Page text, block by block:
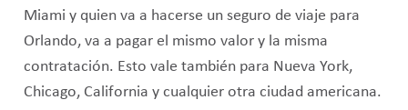
Miami y quien va a hacerse un seguro de viaje para
Orlando, va a pagar el mismo valor y la misma
contratación. Esto vale también para Nueva York,
Chicago, California y cualquier otra ciudad americana.